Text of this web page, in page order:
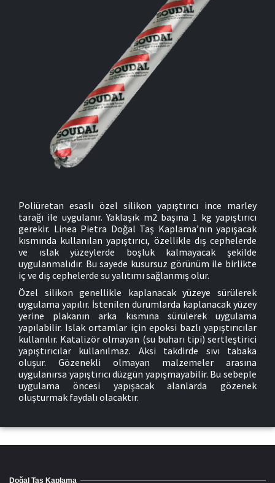
Poliüretan esaslı özel silikon yapıştırıcı ince marley
tarağı ile uygulanır. Yaklaşık m2 başına 1 kg yapıştırıcı
gerekir. Linea Pietra Doğal Taş Kaplama’nın yapışacak
kısmında kullanılan yapıştırıcı, özellikle dış cephelerde
ve ıslak yüzeylerde boşluk kalmayacak şekilde
uygulanmalıdır. Bu sayede kusursuz görünüm ile birlikte
iç ve dış cephelerde su yalıtımı sağlanmış olur.
Özel silikon genellikle kaplanacak yüzeye sürülerek
uygulama yapılır. İstenilen durumlarda kaplanacak yüzey
yerine plakanın arka kısmına sürülerek uygulama
yapılabilir. Islak ortamlar için epoksi bazlı yapıştırıcılar
kullanılır. Katalizör olmayan (su buharı tipi) sertleştirici
yapıştırıcılar kullanılmaz. Aksi takdirde sıvı tabaka
oluşur. Gözenekli olmayan malzemeler arasına
uygulanırsa yapıştırıcı düzgün yapışmayabilir. Bu sebeple
uygulama öncesi yapışacak alanlarda gözenek
oluşturmak faydalı olacaktır.
Doğal Taş Kaplama